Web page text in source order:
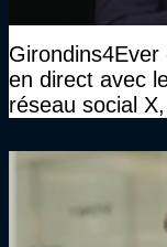
en direct avec
réseau social